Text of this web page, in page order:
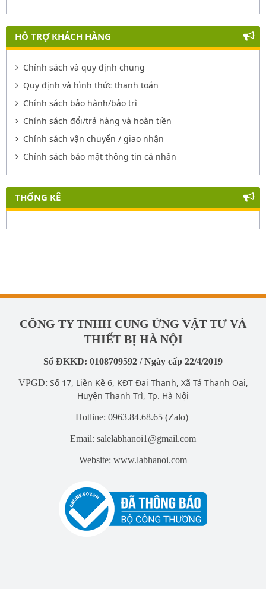
HỖ TRỢ KHÁCH HÀNG
Chính sách và quy định chung
Quy định và hình thức thanh toán
Chính sách bảo hành/bảo trì
Chính sách đổi/trả hàng và hoàn tiền
Chính sách vận chuyển / giao nhận
Chính sách bảo mật thông tin cá nhân
THỐNG KÊ
CÔNG TY TNHH CUNG ỨNG VẬT TƯ VÀ
THIẾT BỊ HÀ NỘI
Số ĐKKD: 0108709592 / Ngày cấp 22/4/2019
VPGD: Số 17, Liền Kề 6, KĐT Đại Thanh, Xã Tả Thanh Oai,
Huyện Thanh Trì, Tp. Hà Nội
Hotline: 0963.84.68.65 (Zalo)
Email: salelabhanoi1@gmail.com
Website: www.labhanoi.com